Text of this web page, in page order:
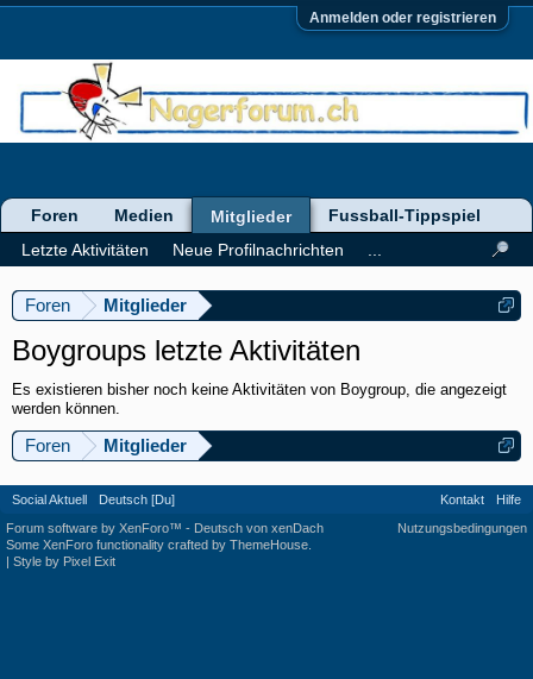
Anmelden oder registrieren
Foren Mitglieder
Boygroups letzte Aktivitäten
Es existieren bisher noch keine Aktivitäten von Boygroup, die angezeigt
werden können.
Foren Mitglieder
Foren Medien
Mitglieder
Letzte Aktivitäten
Neue Profilnachrichten
Fussball-Tippspiel
Social Aktuell Deutsch [Du] Kontakt
Hilfe
Nutzungsbedingungen
Forum software by XenForo™ - Deutsch von xenDach
Some XenForo functionality crafted by ThemeHouse
| Style by Pixel Exit